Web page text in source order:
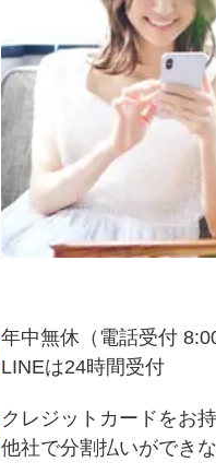
年中無休（電話受付
LINEは24時間受付
クレジットカードをお
他社で分割払いができ